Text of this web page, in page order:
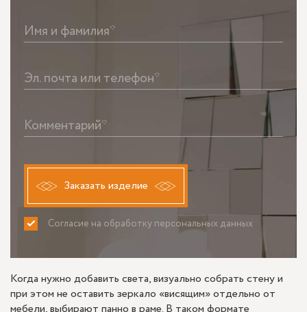
Имя и фамилия*
Эл. почта или телефон*
Комментарий*
Заказать изделие
Согласие на обработку персональных данных
ПРИНИМАЮ НЕ ПРИНИМАЮ
Когда нужно добавить света, визуально собрать стену и
при этом не оставить зеркало «висящим» отдельно от